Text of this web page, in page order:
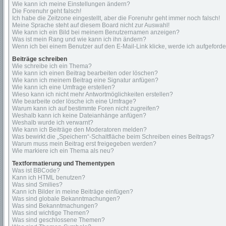
Wie kann ich meine Einstellungen ändern?
Die Forenuhr geht falsch!
Ich habe die Zeitzone eingestellt, aber die Forenuhr geht immer noch falsch!
Meine Sprache steht auf diesem Board nicht zur Auswahl!
Wie kann ich ein Bild bei meinem Benutzernamen anzeigen?
Was ist mein Rang und wie kann ich ihn ändern?
Wenn ich bei einem Benutzer auf den E-Mail-Link klicke, werde ich
Beiträge schreiben
Wie schreibe ich ein Thema?
Wie kann ich einen Beitrag bearbeiten oder löschen?
Wie kann ich meinem Beitrag eine Signatur anfügen?
Wie kann ich eine Umfrage erstellen?
Wieso kann ich nicht mehr Antwortmöglichkeiten erstellen?
Wie bearbeite oder lösche ich eine Umfrage?
Warum kann ich auf bestimmte Foren nicht zugreifen?
Weshalb kann ich keine Dateianhänge anfügen?
Weshalb wurde ich verwarnt?
Wie kann ich Beiträge den Moderatoren melden?
Was bewirkt die „Speichern“-Schaltfläche beim Schreiben eines Beitrags?
Warum muss mein Beitrag erst freigegeben werden?
Wie markiere ich ein Thema als neu?
Textformatierung und Thementypen
Was ist BBCode?
Kann ich HTML benutzen?
Was sind Smilies?
Kann ich Bilder in meine Beiträge einfügen?
Was sind globale Bekanntmachungen?
Was sind Bekanntmachungen?
Was sind wichtige Themen?
Was sind geschlossene Themen?